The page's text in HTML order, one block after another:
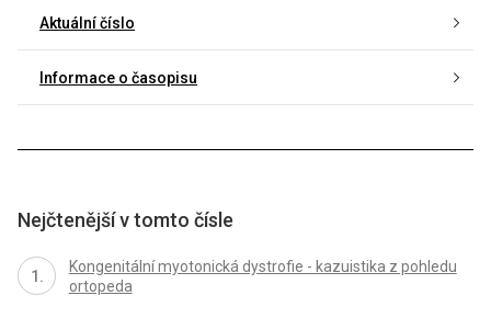
Aktuální číslo
Informace o časopisu
Nejčtenější v tomto čísle
Kongenitální myotonická dystrofie - kazuistika z pohledu
ortopeda